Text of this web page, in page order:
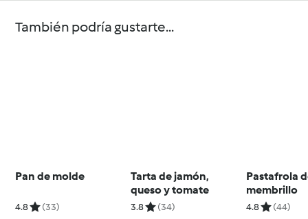
También podría gustarte...
Pan de molde
4.8 (33)
Tarta de jamón,
queso y tomate
3.8 (34)
Pastafrola
membrillo
4.8 (44)